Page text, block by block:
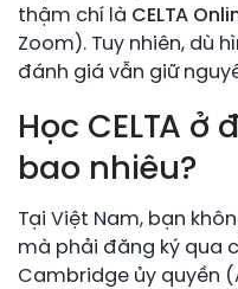
thậm chí là CELTA
Zoom). Tuy nhiên, dù
đánh giá vẫn giữ
Học CELTA
bao nhiêu?
Tại Việt Nam, bạn
mà phải đăng ký qua
Cambridge ủy quyền